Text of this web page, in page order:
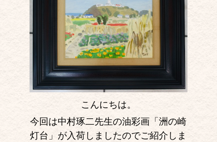
こんにちは。
今回は中村琢二先生の油彩画「洲の崎
灯台」が入荷しましたのでご紹介しま